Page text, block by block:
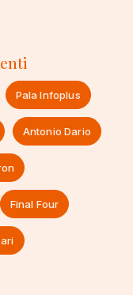
Pala Infoplus
Antonio Dario
Final Four